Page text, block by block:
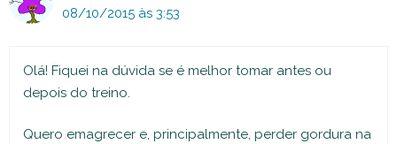
08/10/2015 às 3:53
Olá! Fiquei na dúvida se é melhor tomar antes ou
depois do treino.
Quero emagrecer e, principalmente, perder gordura na